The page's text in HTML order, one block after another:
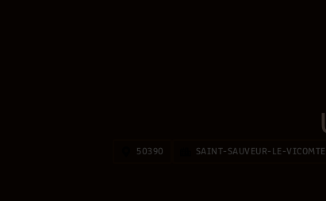
50390 SAINT-SAUVEUR-LE-VICOMTE